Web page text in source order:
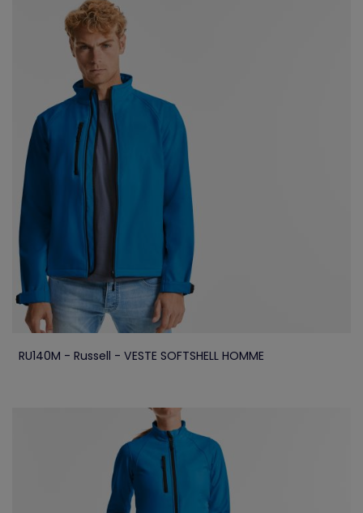
RU140M - Russell - VESTE SOFTSHELL HOMME